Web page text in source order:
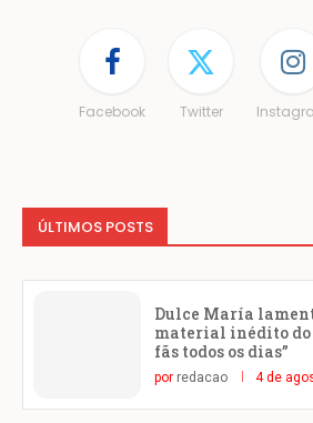
Facebook Twitter
ÚLTIMOS POSTS
Dulce María
material inédito do
fãs todos os dias”
por redacao 4 de